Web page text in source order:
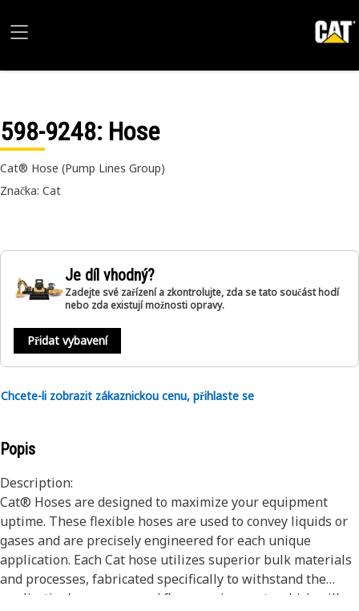
598-9248: Hose
Cat® Hose (Pump Lines Group)
Značka: Cat
Je díl vhodný?
Zadejte své zařízení a zkontrolujte, zda se tato součást hodí
nebo zda existují možnosti opravy.
Přidat vybavení
Chcete-li zobrazit zákaznickou cenu, přihlaste se
Popis
Description:
Cat® Hoses are designed to maximize your equipment
uptime. These flexible hoses are used to convey liquids or
gases and are precisely engineered for each unique
application. Each Cat hose utilizes superior bulk materials
and processes, fabricated specifically to withstand the
application’s pressure and flow requirements which will